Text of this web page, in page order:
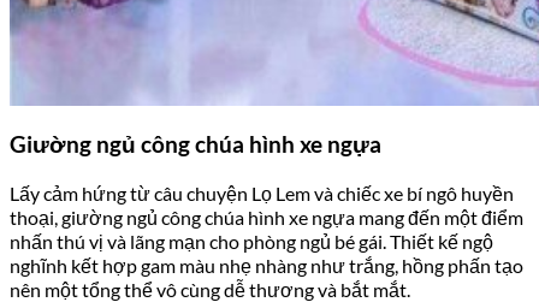
Giường ngủ công chúa hình xe ngựa
Lấy cảm hứng từ câu chuyện Lọ Lem và chiếc xe bí ngô huyền
thoại, giường ngủ công chúa hình xe ngựa mang đến một điểm
nhấn thú vị và lãng mạn cho phòng ngủ bé gái. Thiết kế ngộ
nghĩnh kết hợp gam màu nhẹ nhàng như trắng, hồng phấn tạo
nên một tổng thể vô cùng dễ thương và bắt mắt.